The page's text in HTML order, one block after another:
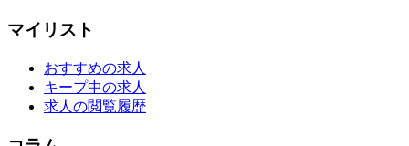
マイリスト
おすすめの求人
キープ中の求人
求人の閲覧履歴